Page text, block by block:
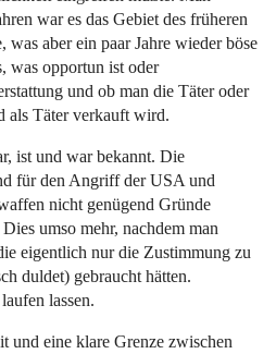
war es das Gebiet des früheren
aber ein paar Jahre wieder böse
was opportun ist oder
und ob man die Täter oder
als Täter verkauft wird.
ist und war bekannt. Die
für den Angriff der USA und
nicht genügend Gründe
umso mehr, nachdem man
eigentlich nur die Zustimmung zu
duldet) gebraucht hätten.
lassen.
und eine klare Grenze zwischen